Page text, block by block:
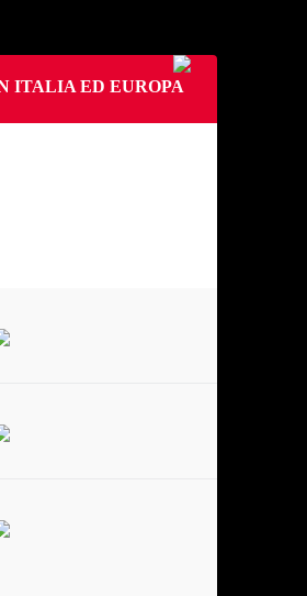
ITALIA ED EUROPA